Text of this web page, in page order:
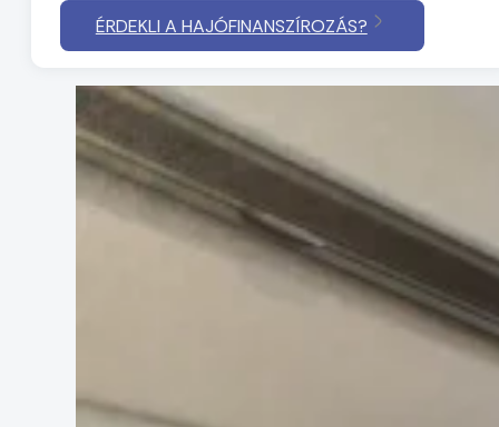
ÉRDEKLI A HAJÓFINANSZÍROZÁS?